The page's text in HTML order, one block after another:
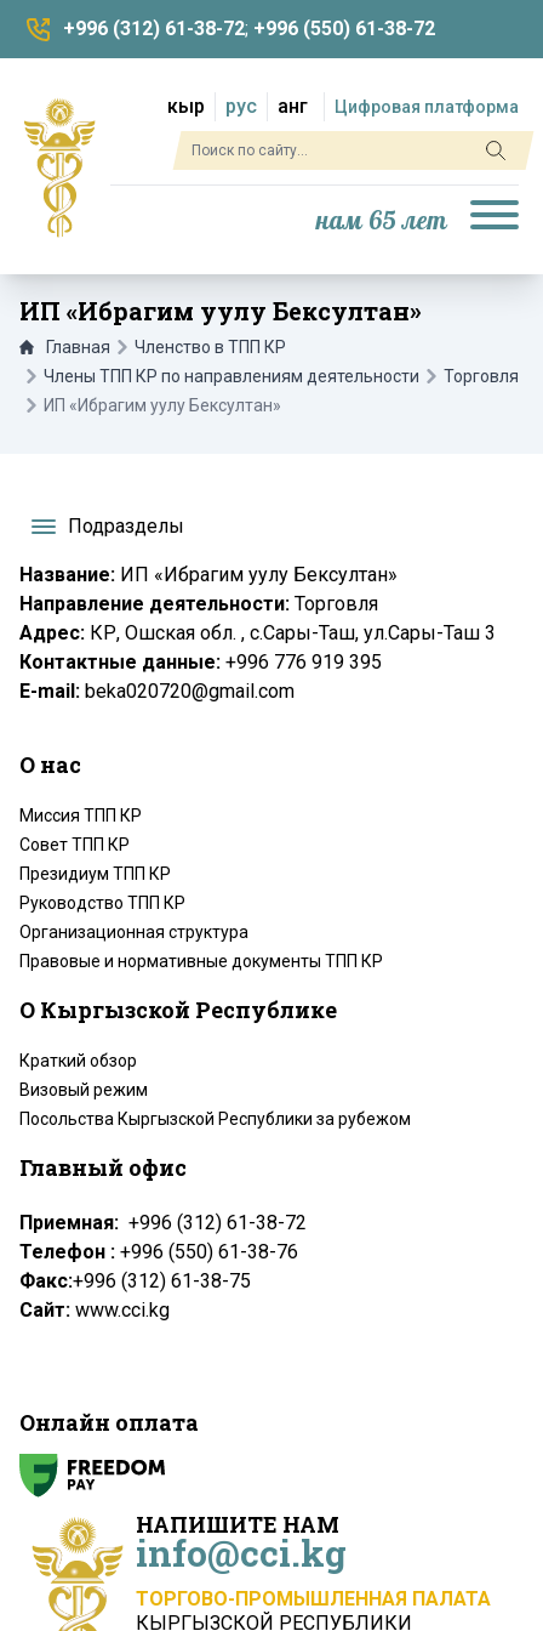
+996 (312) 61-38-72; +996 (550) 61-38-72
кыр рус анг Цифровая платформа
нам 65 лет
ИП «Ибрагим уулу Бексултан»
Главная
Членство в ТПП КР
Члены ТПП КР по направлениям деятельности
Торговля
ИП «Ибрагим уулу Бексултан»
Подразделы
Название: ИП «Ибрагим уулу Бексултан»
Направление деятельности: Торговля
Адрес: КР, Ошская обл. , с.Сары-Таш, ул.Сары-Таш 3
Контактные данные: +996 776 919 395
Е-mail: beka020720@gmail.com
НАПИШИТЕ НАМ
info@cci.kg
ТОРГОВО-ПРОМЫШЛЕННАЯ ПАЛАТА
КЫРГЫЗСКОЙ РЕСПУБЛИКИ
О нас
Миссия ТПП КР
Совет ТПП КР
Президиум ТПП КР
Руководство ТПП КР
Организационная структура
Правовые и нормативные документы ТПП КР
О Кыргызской Республике
Краткий обзор
Визовый режим
Посольства Кыргызской Республики за рубежом
Главный офис
Приемная: +996 (312) 61-38-72
Телефон : +996 (550) 61-38-76
Факс:+996 (312) 61-38-75
Сайт: www.cci.kg
Онлайн оплата